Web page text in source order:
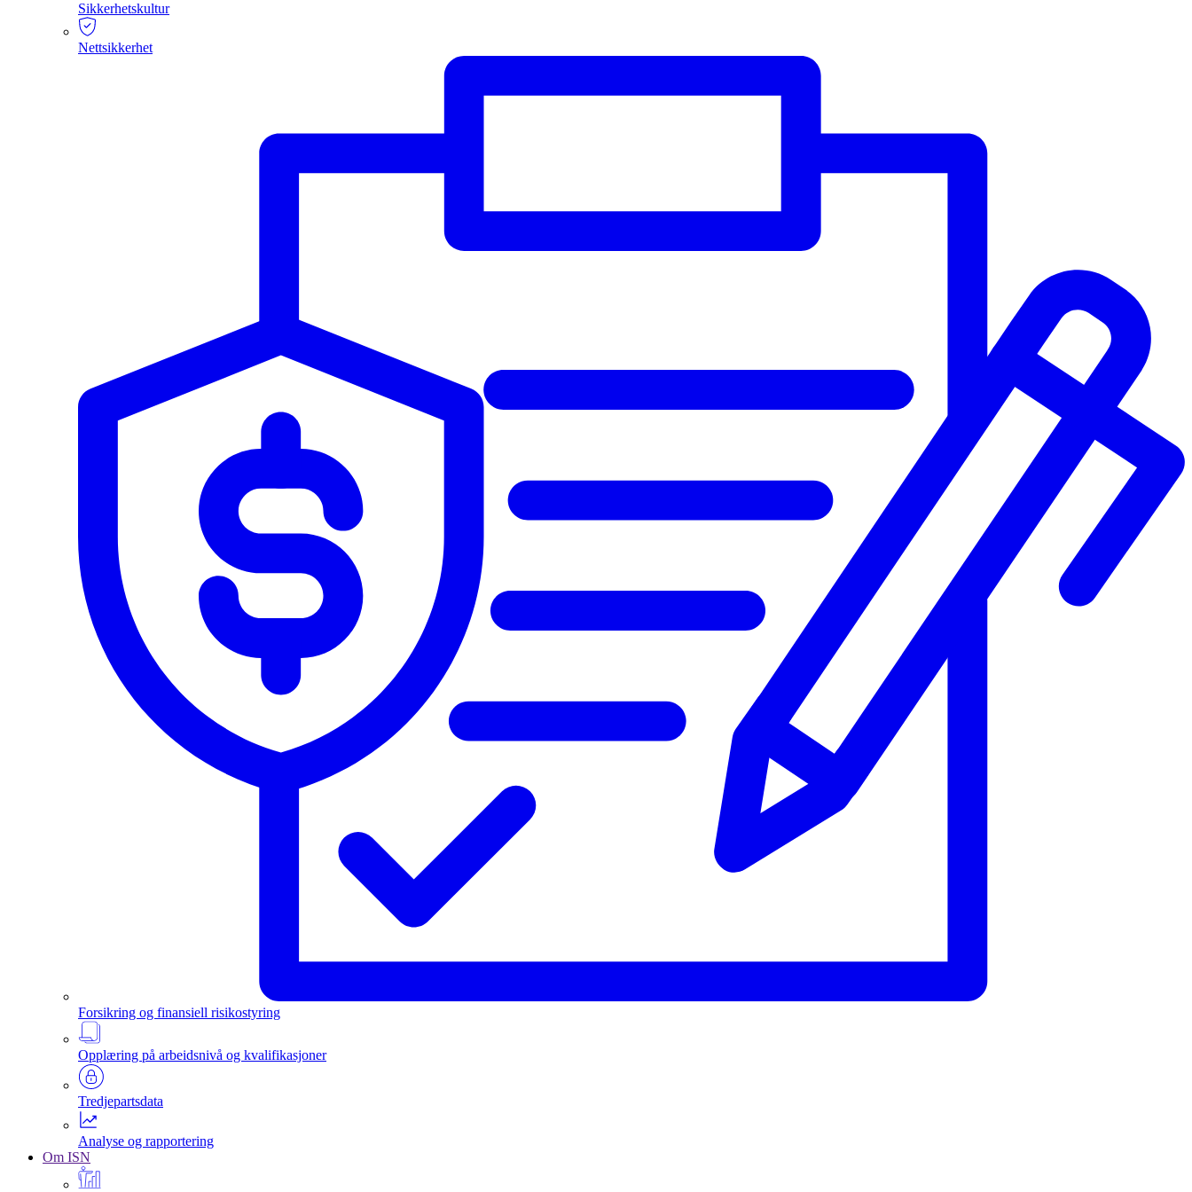
Sikkerhetskultur
Nettsikkerhet
Forsikring og finansiell risikostyring
Opplæring på arbeidsnivå og kvalifikasjoner
Tredjepartsdata
Analyse og rapportering
Om ISN